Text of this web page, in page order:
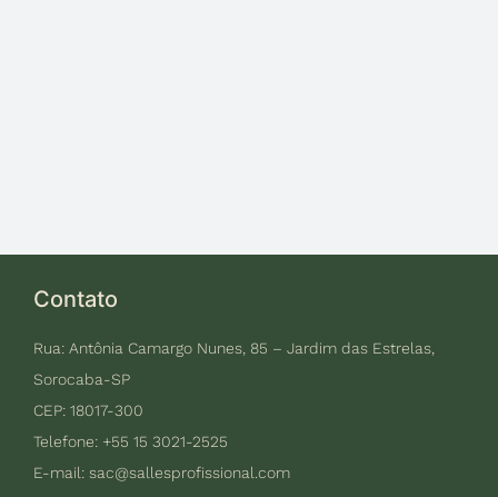
Contato
Rua: Antônia Camargo Nunes, 85 – Jardim das Estrelas,
Sorocaba-SP
CEP: 18017-300
Telefone: +55 15 3021-2525
E-mail: sac@sallesprofissional.com